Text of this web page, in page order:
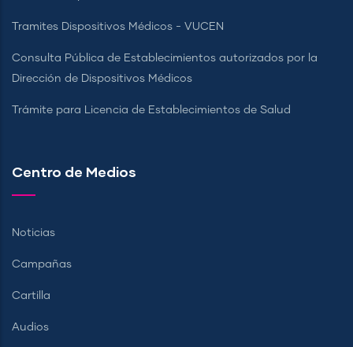
Tramites Dispositivos Médicos - VUCEN
Consulta Pública de Establecimientos autorizados por la
Dirección de Dispositivos Médicos
Trámite para Licencia de Establecimientos de Salud
Centro de Medios
Noticias
Campañas
Cartilla
Audios